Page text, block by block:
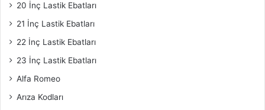
20 İnç Lastik Ebatları
21 İnç Lastik Ebatları
22 İnç Lastik Ebatları
23 İnç Lastik Ebatları
Alfa Romeo
Arıza Kodları